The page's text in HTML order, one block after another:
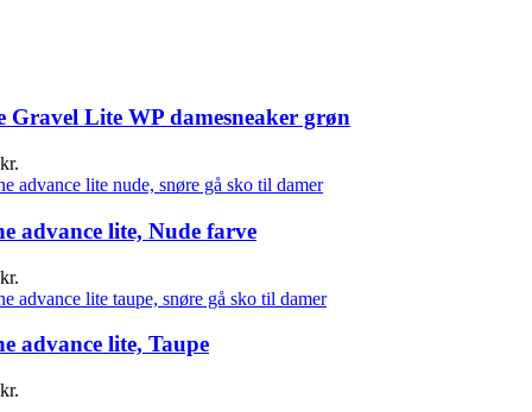
Gravel Lite WP damesneaker grøn
kr.
advance lite, Nude farve
kr.
advance lite, Taupe
kr.